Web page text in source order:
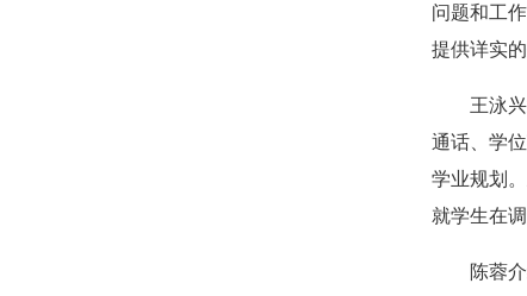
问题和工
提供详实
王泳
通话、学
学业规划
就学生在
陈蓉